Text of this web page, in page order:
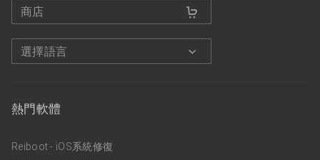
商店
選擇語言
熱門軟體
Reiboot - iOS系統修復